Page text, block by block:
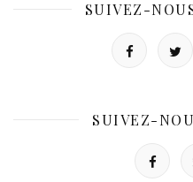
SUIVEZ-
SUIVEZ-